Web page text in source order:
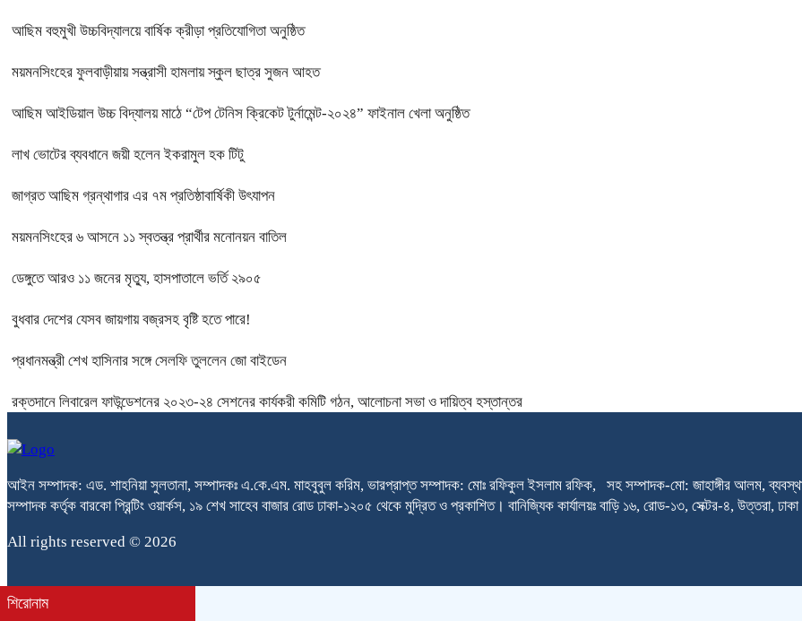
আছিম বহুমুখী উচ্চবিদ্যালয়ে বার্ষিক ক্রীড়া প্রতিযোগিতা অনুষ্ঠিত
ময়মনসিংহের ফুলবাড়ীয়ায় সন্ত্রাসী হামলায় স্কুল ছাত্র সুজন আহত
আছিম আইডিয়াল উচ্চ বিদ্যালয় মাঠে “টেপ টেনিস ক্রিকেট টুর্নামেন্ট-২০২৪” ফাইনাল খেলা অনুষ্ঠিত
লাখ ভোটের ব্যবধানে জয়ী হলেন ইকরামুল হক টিটু
জাগ্রত আছিম গ্রন্থাগার এর ৭ম প্রতিষ্ঠাবার্ষিকী উৎযাপন
ময়মনসিংহের ৬ আসনে ১১ স্বতন্ত্র প্রার্থীর মনোনয়ন বাতিল
ডেঙ্গুতে আরও ১১ জনের মৃত্যু, হাসপাতালে ভর্তি ২৯০৫
বুধবার দেশের যেসব জায়গায় বজ্রসহ বৃষ্টি হতে পারে!
প্রধানমন্ত্রী শেখ হাসিনার সঙ্গে সেলফি তুললেন জো বাইডেন
রক্তদানে লিবারেল ফাউন্ডেশনের ২০২৩-২৪ সেশনের কার্যকরী কমিটি গঠন, আলোচনা সভা ও দায়িত্ব হস্তান্তর
আইন সম্পাদক: এড. শাহনিয়া সুলতানা, সম্পাদকঃ এ.কে.এম. মাহবুবুল করিম, ভারপ্রাপ্ত সম্পাদক: মোঃ রফিকুল ইসলাম রফিক, সহ সম্পাদক-মো: জাহাঙ্গীর আলম,
সম্পাদক কর্তৃক বারকো প্রিন্টিং ওয়ার্কস, ১৯ শেখ সাহেব বাজার রোড ঢাকা-১২০৫ থেকে মুদ্রিত ও প্রকাশিত। বানিজ্যিক কার্যালয়ঃ বাড়ি ১৬, রোড-১৩, সেক্টর-৪,
All rights reserved © 2026
শিরোনাম
bdit.com.bd